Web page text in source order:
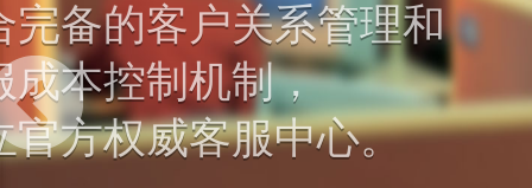
整合完备的客户关
客服成本控制机制，
建立官方权威客服
<<